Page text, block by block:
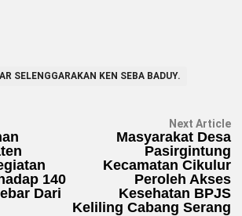
SELENGGARAKAN KEN SEBA BADUY.
140
Dari
Next Article
Masyarakat Desa
Pasirgintung
Kecamatan Cikulur
Peroleh Akses
Kesehatan BPJS
Keliling Cabang Serang